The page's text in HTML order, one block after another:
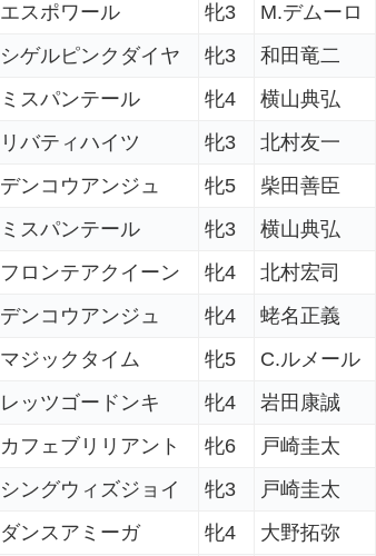
エスポワール 牝3 M.デムーロ
シゲルピンクダイヤ 牝3 和田竜二
ミスパンテール 牝4 横山典弘
リバティハイツ 牝3 北村友一
デンコウアンジュ 牝5 柴田善臣
ミスパンテール 牝3 横山典弘
フロンテアクイーン 牝4 北村宏司
デンコウアンジュ 牝4 蛯名正義
マジックタイム 牝5 C.ルメール
レッツゴードンキ 牝4 岩田康誠
カフェブリリアント 牝6 戸崎圭太
シングウィズジョイ 牝3 戸崎圭太
ダンスアミーガ 牝4 大野拓弥